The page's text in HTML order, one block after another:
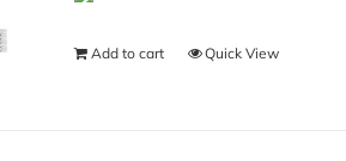
Add to cart Quick View